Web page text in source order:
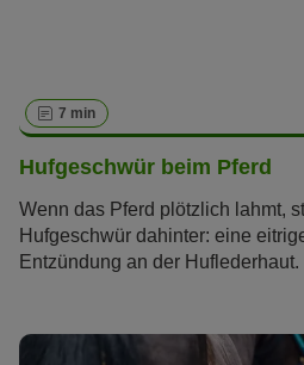
7 min
Hufgeschwür beim Pferd
Wenn das Pferd plötzlich lahmt,
Hufgeschwür dahinter: eine
Entzündung an der
Zukunft vermeiden lässt.